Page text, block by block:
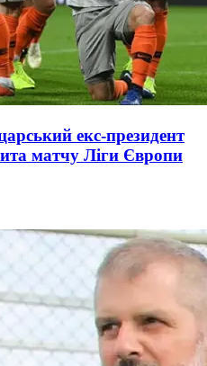
екс-президент
матчу Ліги Європи